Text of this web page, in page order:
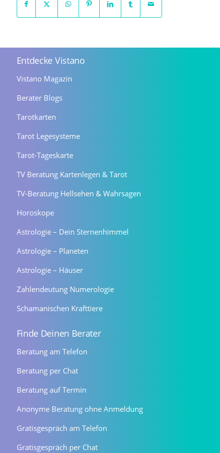
Entdecke Vistano
Vistano Magazin
Berater Blogs
Tarotkarten
Tarot Legesysteme
Tarot-Tageskarte
TV Beratung Kartenlegen & Tarot
TV-Beratung Hellsehen & Wahrsagen
Horoskope
Astrologie – Dein Sternenhimmel
Astrologie – Planeten
Astrologie – Häuser
Zahlendeutung Numerologie
Schamanischen Krafttiere
Finde Deinen Berater
Beratung am Telefon
Beratung per Chat
Beratung auf Termin
Anonyme Beratung ohne Anmeldung
Gratisgespräch am Telefon
Gratisgespräch per Chat